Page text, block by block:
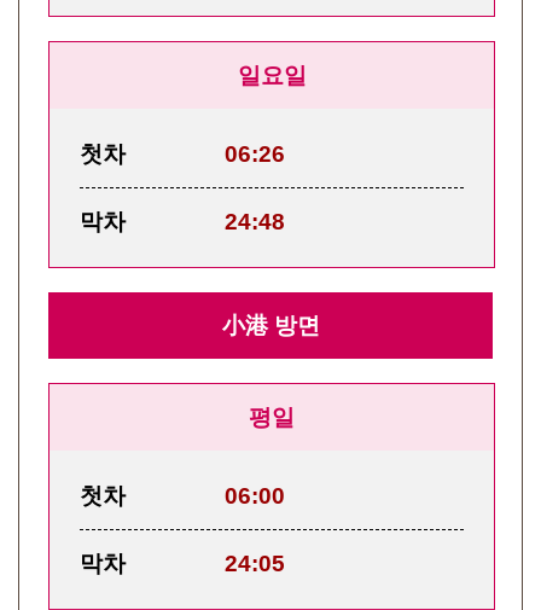
일요일
첫차 06:26
막차 24:48
小港 방면
평일
첫차 06:00
막차 24:05